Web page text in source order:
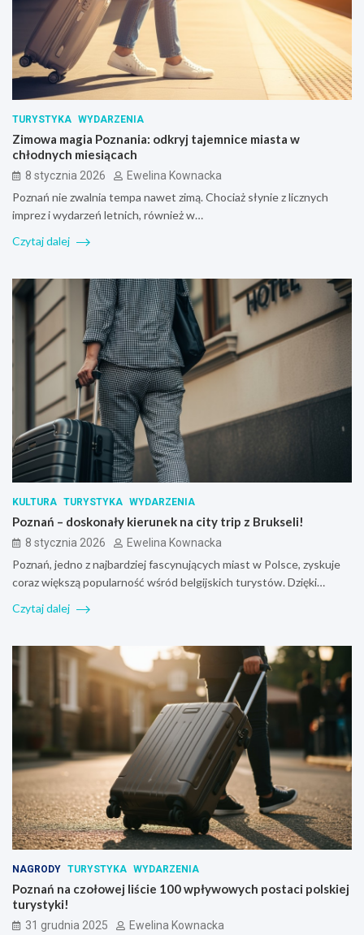
TURYSTYKA WYDARZENIA
Zimowa magia Poznania: odkryj tajemnice miasta w
chłodnych miesiącach
8 stycznia 2026 Ewelina Kownacka
Poznań nie zwalnia tempa nawet zimą. Chociaż słynie z licznych
imprez i wydarzeń letnich, również w…
Czytaj dalej
KULTURA TURYSTYKA WYDARZENIA
Poznań – doskonały kierunek na city trip z Brukseli!
8 stycznia 2026 Ewelina Kownacka
Poznań, jedno z najbardziej fascynujących miast w Polsce, zyskuje
coraz większą popularność wśród belgijskich turystów. Dzięki…
Czytaj dalej
NAGRODY TURYSTYKA WYDARZENIA
Poznań na czołowej liście 100 wpływowych postaci polskiej
turystyki!
31 grudnia 2025 Ewelina Kownacka